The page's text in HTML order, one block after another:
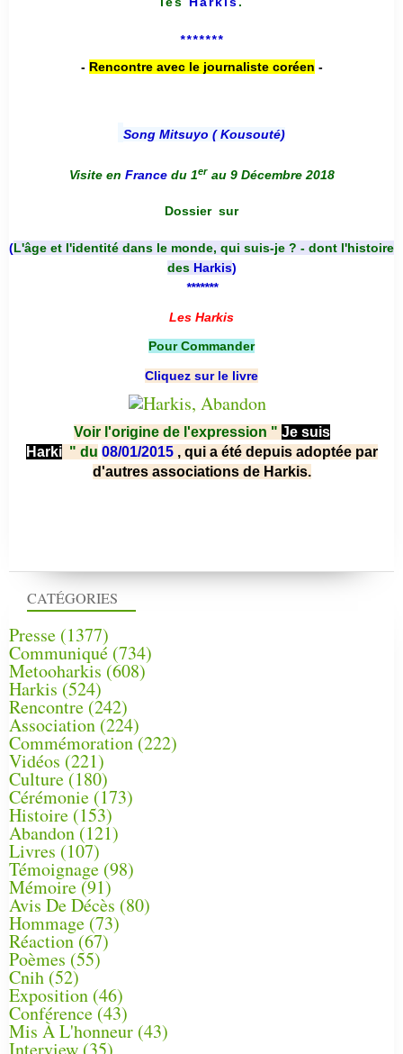
CATÉGORIES
Presse (1377)
Communiqué (734)
Metooharkis (608)
Harkis (524)
Rencontre (242)
Association (224)
Commémoration(222)
Vidéos (221)
Culture(180)
Cérémonie (173)
Histoire (153)
Abandon(121)
Livres (107)
Témoignage (98)
Mémoire (91)
Avis De Décès (80)
Hommage (73)
Réaction(67)
Poèmes (55)
Cnih (52)
Exposition (46)
Conférence(43)
Mis À L'honneur (43)
Interview (35)
*******
- Rencontre avec le journaliste coréen -
Song Mitsuyo ( Kousouté)
Visite en France du 1er au 9 Décembre 2018
Dossier sur
(L'âge et l'identité dans le monde, qui suis-je ? - dont l'histoire
des Harkis)
*******
Les Harkis
Pour Commander
Cliquez sur le livre
Voir l'origine de l'expression " Je suis
Harki " du 08/01/2015 , qui a été depuis adoptée par
d'autres associations de Harkis.